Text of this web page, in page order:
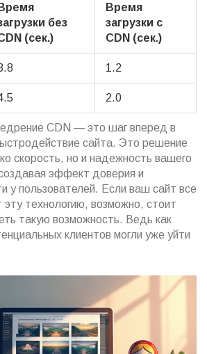
Время
без
(сек.)
Время
загрузки с
CDN (сек.)
1.2
2.0
CDN — это шаг вперед в
сайта. Это решение
скорость, но и надежность вашего
эффект доверия и
у пользователей. Если ваш сайт все
эту технологию, возможно, стоит
такую возможность. Ведь как
клиентов могли уже уйти